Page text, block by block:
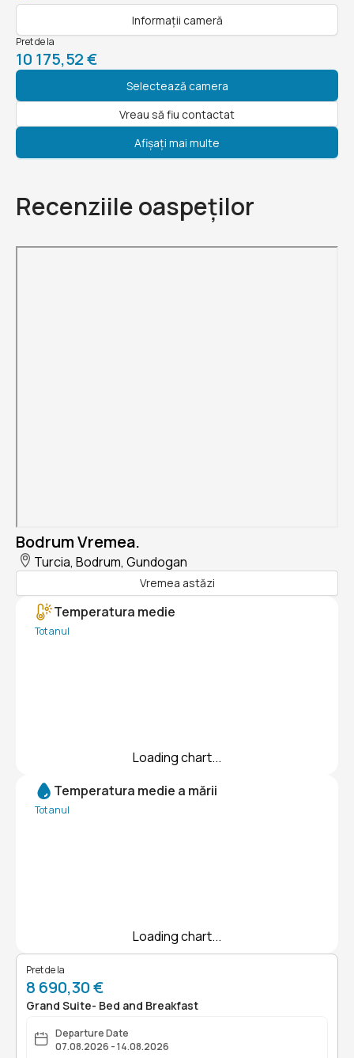
Informații cameră
Pret de la
10 175,52 €
Selectează camera
Vreau să fiu contactat
Afișați mai multe
Recenziile oaspeților
Bodrum Vremea.
Turcia, Bodrum, Gundogan
Vremea astăzi
Temperatura medie
Tot anul
Loading chart...
Temperatura medie a mării
Tot anul
Loading chart...
Pret de la
8 690,30 €
Grand Suite- Bed and Breakfast
Departure Date
07.08.2026 - 14.08.2026